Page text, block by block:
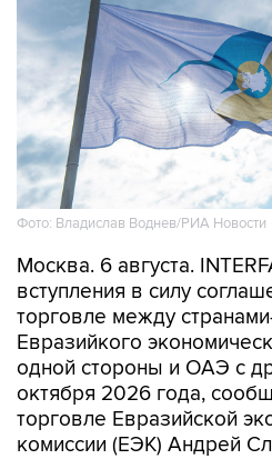
Фото: Владислав Воднев/РИА Новости
Москва. 6 августа.
вступления в силу
торговле между
Евразийкого
одной стороны и ОАЭ с
октября 2026 года,
торговле Евразийской
комиссии (ЕЭК) Андрей